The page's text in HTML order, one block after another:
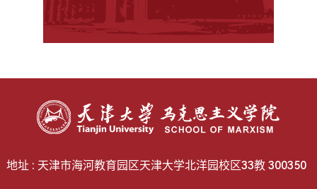
地址 : 天津市海河教育园区天津大学北洋园校区33教 300350